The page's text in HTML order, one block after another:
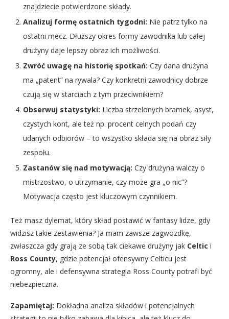
znajdziecie potwierdzone składy.
Analizuj formę ostatnich tygodni: Nie patrz tylko na
ostatni mecz. Dłuższy okres formy zawodnika lub całej
drużyny daje lepszy obraz ich możliwości.
Zwróć uwagę na historię spotkań: Czy dana drużyna
ma „patent” na rywala? Czy konkretni zawodnicy dobrze
czują się w starciach z tym przeciwnikiem?
Obserwuj statystyki: Liczba strzelonych bramek, asyst,
czystych kont, ale też np. procent celnych podań czy
udanych odbiorów – to wszystko składa się na obraz siły
zespołu.
Zastanów się nad motywacją: Czy drużyna walczy o
mistrzostwo, o utrzymanie, czy może gra „o nic”?
Motywacja często jest kluczowym czynnikiem.
Też masz dylemat, który skład postawić w fantasy lidze, gdy
widzisz takie zestawienia? Ja mam zawsze zagwozdkę,
zwłaszcza gdy grają ze sobą tak ciekawe drużyny jak Celtic i
Ross County, gdzie potencjał ofensywny Celticu jest
ogromny, ale i defensywna strategia Ross County potrafi być
niebezpieczna.
Zapamiętaj: Dokładna analiza składów i potencjalnych